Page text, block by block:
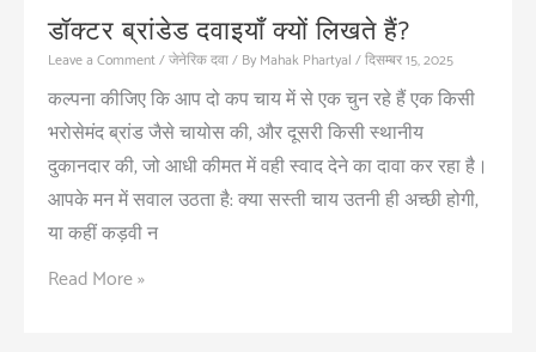
डॉक्टर ब्रांडेड दवाइयाँ क्यों लिखते हैं?
Leave a Comment/जेनेरिक दवा/ By Mahak Phartyal /दिसम्बर 15, 2025
कल्पना कीजिए कि आप दो कप चाय में से एक चुन रहे हैं एक किसी
भरोसेमंद ब्रांड जैसे चायोस की, और दूसरी किसी स्थानीय
दुकानदार की, जो आधी कीमत में वही स्वाद देने का दावा कर रहा है।
आपके मन में सवाल उठता है: क्या सस्ती चाय उतनी ही अच्छी होगी,
या कहीं कड़वी न
डॉक्टर
Read More »